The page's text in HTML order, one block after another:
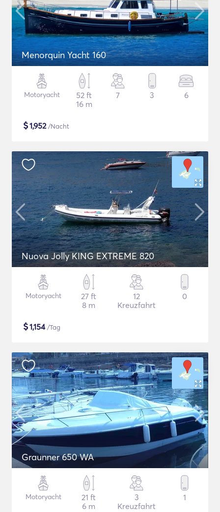
Menorquin Yacht 160
Motoryacht
52 ft
16 m
7 3 6
$1,952/Nacht
Nuova Jolly KING EXTREME 820
Motoryacht
27 ft
8 m
12
Kreuzfahrt
0
$1,154/Tag
Graunner 650 WA
Motoryacht
21 ft
6 m
3
Kreuzfahrt
1